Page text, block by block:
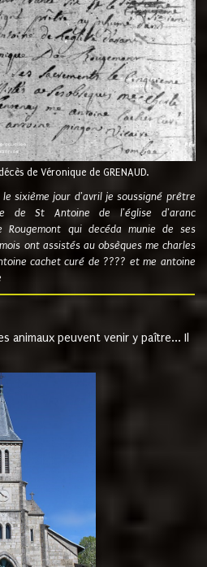
de Véronique de GRENAUD.
sixième jour d'avril je soussigné prêtre
de St Antoine de l'église d'aranc
Rougemont qui decéda munie de ses
ont assistés au obsèques me charles
cachet curé de ???? et me antoine
animaux peuvent venir y paître... Il